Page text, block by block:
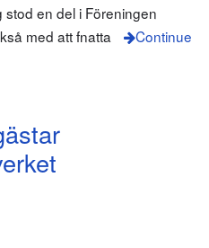
en del i Föreningen
med att fnatta
Continue